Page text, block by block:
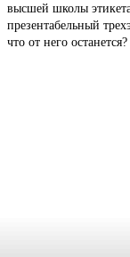
высшей школы
презентабельный
что от него останется?